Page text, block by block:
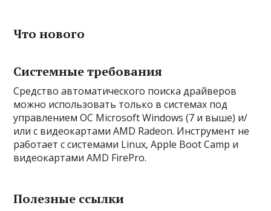
Что нового
Системные требования
Средство автоматического поиска драйверов
можно использовать только в системах под
управлением ОС Microsoft Windows (7 и выше) и/
или с видеокартами AMD Radeon. Инструмент не
работает с системами Linux, Apple Boot Camp и
видеокартами AMD FirePro.
Полезные ссылки